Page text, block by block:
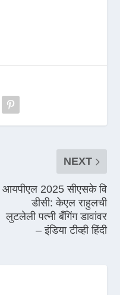
NEXT
आयपीएल 2025 सीएसके वि
डीसी: केएल राहुलची
लुटलेली पत्नी बँगिंग डावांवर
– इंडिया टीव्ही हिंदी